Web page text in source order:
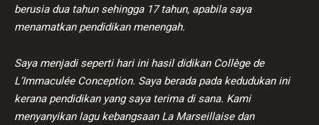
berusia dua tahun sehingga 17 tahun, apabila saya
menamatkan pendidikan menengah.
Saya menjadi seperti hari ini hasil didikan Collège de
L’Immaculée Conception. Saya berada pada kedudukan ini
kerana pendidikan yang saya terima di sana. Kami
menyanyikan lagu kebangsaan La Marseillaise dan